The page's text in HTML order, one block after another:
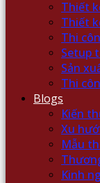
Thiết
Thiết
Thi
Setup
Sản
Thi
Blogs
Kiến
Xu
Mẫu
Kinh